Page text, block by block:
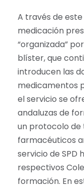
A través de
medicación
“organizada”
blíster, que
introducen las
medicamentos
el servicio se
andaluzas de
un protocolo de
farmacéuticos
servicio de SPD
respectivos
formación. En